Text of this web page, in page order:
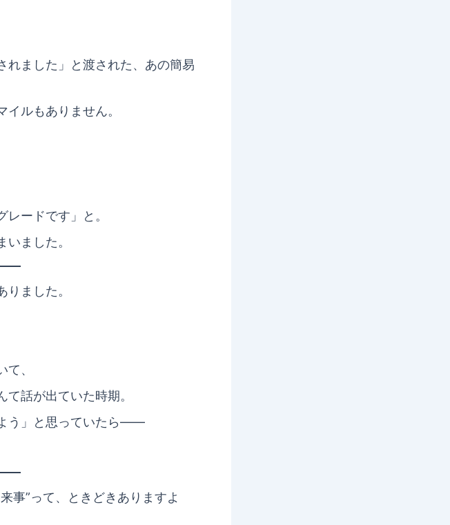
れました」と渡された、あの簡易
ルもありません。
レードです」と。
ました。
ました。
、
話が出ていた時期。
う」と思っていたら――
事”って、ときどきありますよ